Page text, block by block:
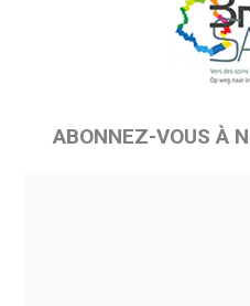
ABONNEZ-VOUS À